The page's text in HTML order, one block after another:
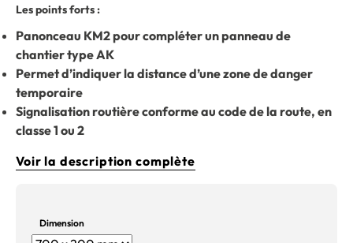
Les points forts :
Panonceau KM2 pour compléter un panneau de
chantier type AK
Permet d’indiquer la distance d’une zone de danger
temporaire
Signalisation routière conforme au code de la route, en
classe 1 ou 2
Voir la description complète
Dimension